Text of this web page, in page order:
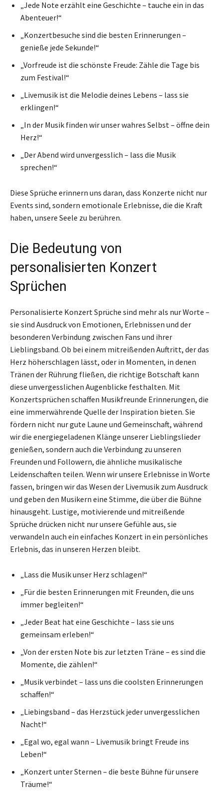
„Jede Note erzählt eine Geschichte – tauche ein in das
Abenteuer!“
„Konzertbesuche sind die besten Erinnerungen –
genieße jede Sekunde!“
„Vorfreude ist die schönste Freude: Zähle die Tage bis
zum Festival!“
„Livemusik ist die Melodie deines Lebens – lass sie
erklingen!“
„In der Musik finden wir unser wahres Selbst – öffne dein
Herz!“
„Der Abend wird unvergesslich – lass die Musik
sprechen!“
Diese Sprüche erinnern uns daran, dass Konzerte nicht nur
Events sind, sondern emotionale Erlebnisse, die die Kraft
haben, unsere Seele zu berühren.
Die Bedeutung von
personalisierten Konzert
Sprüchen
Personalisierte Konzert Sprüche sind mehr als nur Worte –
sie sind Ausdruck von Emotionen, Erlebnissen und der
besonderen Verbindung zwischen Fans und ihrer
Lieblingsband. Ob bei einem mitreißenden Auftritt, der das
Herz höherschlagen lässt, oder in Momenten, in denen
Tränen der Rührung fließen, die richtige Botschaft kann
diese unvergesslichen Augenblicke festhalten. Mit
Konzertsprüchen schaffen Musikfreunde Erinnerungen, die
eine immerwährende Quelle der Inspiration bieten. Sie
fördern nicht nur gute Laune und Gemeinschaft, während
wir die energiegeladenen Klänge unserer Lieblingslieder
genießen, sondern auch die Verbindung zu unseren
Freunden und Followern, die ähnliche musikalische
Leidenschaften teilen. Wenn wir unsere Erlebnisse in Worte
fassen, bringen wir das Wesen der Livemusik zum Ausdruck
und geben den Musikern eine Stimme, die über die Bühne
hinausgeht. Lustige, motivierende und mitreißende
Sprüche drücken nicht nur unsere Gefühle aus, sie
verwandeln auch ein einfaches Konzert in ein persönliches
Erlebnis, das in unseren Herzen bleibt.
„Lass die Musik unser Herz schlagen!“
„Für die besten Erinnerungen mit Freunden, die uns
immer begleiten!“
„Jeder Beat hat eine Geschichte – lass sie uns
gemeinsam erleben!“
„Von der ersten Note bis zur letzten Träne – es sind die
Momente, die zählen!“
„Musik verbindet – lass uns die coolsten Erinnerungen
schaffen!“
„Liebingsband – das Herzstück jeder unvergesslichen
Nacht!“
„Egal wo, egal wann – Livemusik bringt Freude ins
Leben!“
„Konzert unter Sternen – die beste Bühne für unsere
Träume!“